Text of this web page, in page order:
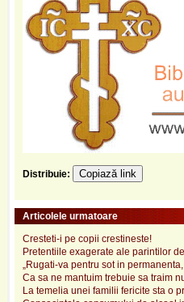
Distribuie: Copiază link
Articolele urmatoare
Cresteti-i pe copii crestineste!
Pretentiile exagerate ale parintilor
„Rugati-va pentru sot in
Ca sa ne mantuim trebuie sa traim
La temelia unei familii fericite sta o